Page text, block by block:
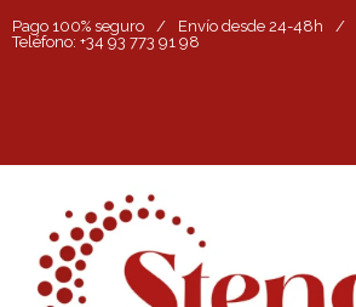
Pago 100% seguro / Envío desde 24-48h
/
Teléfono: +34 93 773 91 98